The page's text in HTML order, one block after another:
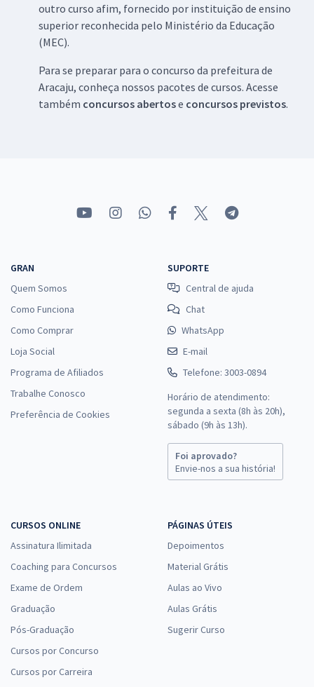
outro curso afim, fornecido por instituição de ensino
superior reconhecida pelo Ministério da Educação
(MEC).
Para se preparar para o concurso da prefeitura de
Aracaju, conheça nossos pacotes de cursos. Acesse
também concursos abertose concursos previstos.
GRAN
Quem Somos
Como Funciona
Como Comprar
Loja Social
Programa de Afiliados
Trabalhe Conosco
Preferência de Cookies
SUPORTE
Central de ajuda
Chat
WhatsApp
E-mail
Telefone: 3003-0894
Horário de atendimento:
segunda a sexta (8h às 20h),
sábado (9h às 13h).
Foi aprovado?
Envie-nos a sua história!
CURSOS ONLINE
Assinatura Ilimitada
Coaching para Concursos
Exame de Ordem
Graduação
Pós-Graduação
Cursos por Concurso
Cursos por Carreira
PÁGINAS ÚTEIS
Depoimentos
Material Grátis
Aulas ao Vivo
Aulas Grátis
Sugerir Curso